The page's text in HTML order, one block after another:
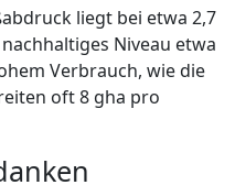
liegt bei etwa 2,7
Niveau etwa
Verbrauch, wie die
oft 8 gha pro